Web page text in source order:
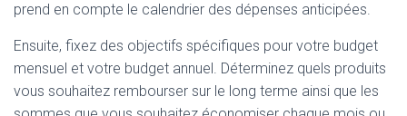
prend en compte le calendrier des dépenses anticipées.
Ensuite, fixez des objectifs spécifiques pour votre budget
mensuel et votre budget annuel. Déterminez quels produits
vous souhaitez rembourser sur le long terme ainsi que les